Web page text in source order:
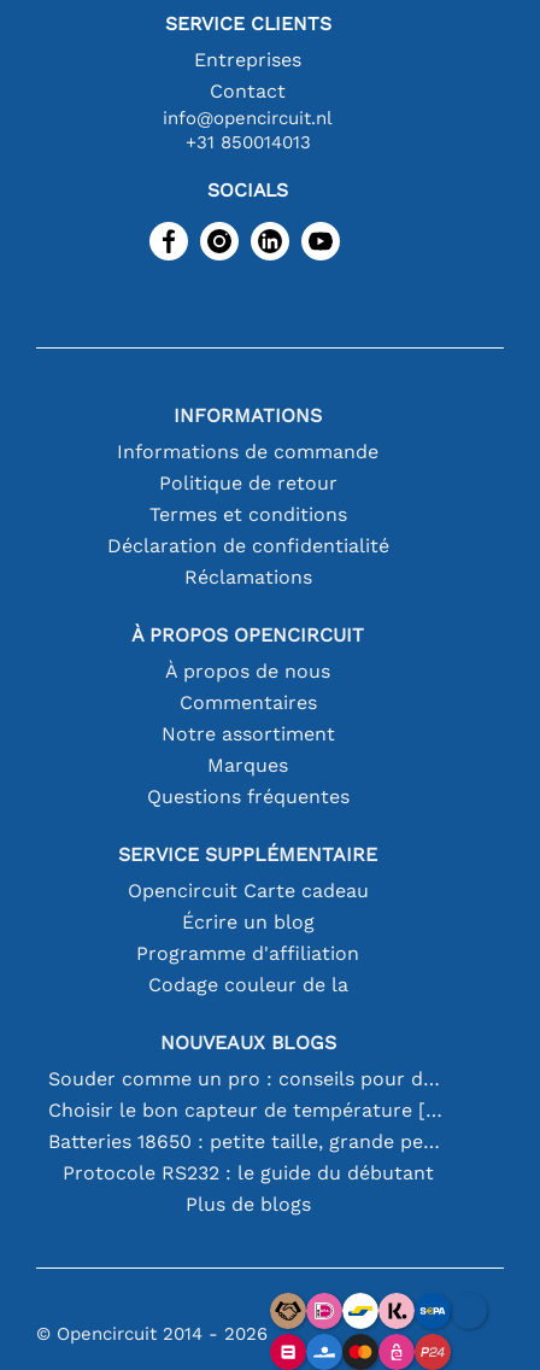
SERVICE CLIENTS
Entreprises
Contact
info@opencircuit.nl
+31 850014013
SOCIALS
INFORMATIONS
Informations de commande
Politique de retour
Termes et conditions
Déclaration de confidentialité
Réclamations
À PROPOS OPENCIRCUIT
À propos de nous
Commentaires
Notre assortiment
Marques
Questions fréquentes
SERVICE SUPPLÉMENTAIRE
Opencircuit Carte cadeau
Écrire un blog
Programme d'affiliation
Codage couleur de la
NOUVEAUX BLOGS
Souder comme un pro : conseils pour des connexions électroniques parfaites
Choisir le bon capteur de température [youtube]
Batteries 18650 : petite taille, grande performance
Protocole RS232 : le guide du débutant
Plus de blogs
© Opencircuit 2014 - 2026